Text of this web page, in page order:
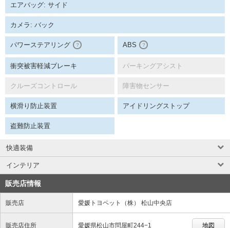
エアバッグ: サイド
カメラ: バック
パワーステアリング ？ ABS ？
衝突被害軽減ブレーキ パーキングアシスト
クルーズコントロール 障害物センサー
横滑り防止装置 アイドリングストップ
盗難防止装置
快適装備
インテリア
販売店情報
販売店 愛媛トヨペット（株） 松山中央店
販売店住所 愛媛県松山市問屋町244−1 地図